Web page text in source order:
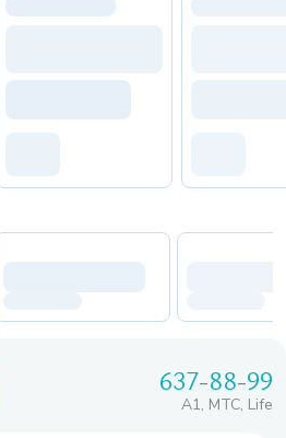
637-88-99
A1, МТС, Life